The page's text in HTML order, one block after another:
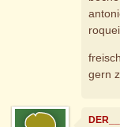
gern